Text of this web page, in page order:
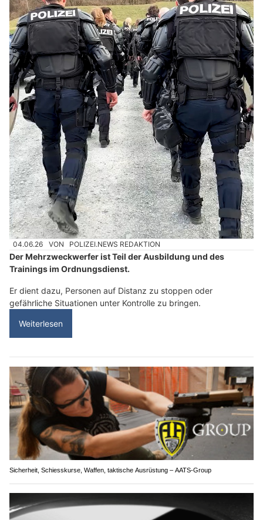
04.06.26 VON POLIZEI.NEWS REDAKTION
Der Mehrzweckwerfer ist Teil der Ausbildung und des
Trainings im Ordnungsdienst.
Er dient dazu, Personen auf Distanz zu stoppen oder
gefährliche Situationen unter Kontrolle zu bringen.
Weiterlesen
Sicherheit, Schiesskurse, Waffen, taktische Ausrüstung – AATS-Group